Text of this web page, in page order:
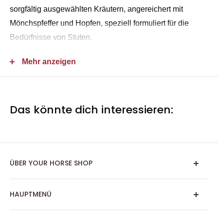
sorgfältig ausgewählten Kräutern, angereichert mit
Mönchspfeffer und Hopfen, speziell formuliert für die
Bedürfnisse von Stuten.
Dieses hochwertige Ergänzungsfuttermittel für Pferde
15 % Hopfenblüten
Melissenblätter
Kamillenblüten
Rotklee
Mehr anzeigen
Das könnte dich interessieren:
ÜBER YOUR HORSE SHOP
Allgemeine Geschäftsbedingungen
HAUPTMENÜ